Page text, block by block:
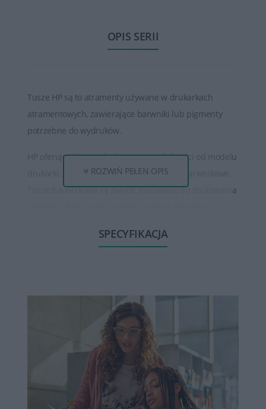
OPIS SERII
Tusze HP są to atramenty używane w drukarkach
atramentowych, zawierające barwniki lub pigmenty
potrzebne do wydruków.
HP oferuje różne rodzaje tuszy, w zależności od modelu
drukarki. Istnieją tusze pigmentowe oraz barwnikowe.
Tusze barwnikowe są zwykle stosowane do drukowania
światło, co sprawia, że są idealne do drukowania
standardowych po bardziej wydajne. Większa
pojemność tuszu zwykle oznacza większą ilość
wydrukowanych stron. Modele o większej wydajności
mogą być korzystne dla osób, które drukują duże ilości
Tusze HP zapewniają wysoką jakość wydruków, oferując
ROZWIŃ PEŁEN OPIS
SPECYFIKACJA